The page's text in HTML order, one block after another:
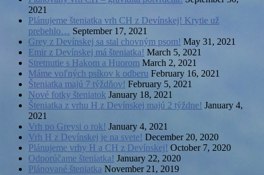
2021
Plánujeme šteniatka vrh CH z Devínskej! Krytie už
prebehlo… September 17, 2021
Grey z Devínskej sa stal chovným psom! May 31, 2021
Emir z Devínskej má šteniatka! March 5, 2021
Stretnutie s Hakom a Huorom March 2, 2021
Máme voľných psíkov k odberu February 16, 2021
Šteniatka majú 7 týždňov! February 5, 2021
Nové fotky šteniatok January 18, 2021
Šteniatka z vrhu H z Devínskej majú 2 týždne! January 4,
2021
Vrh po Greysi o rok! January 4, 2021
Vrh H z Devínskej je na svete! December 20, 2020
Plánujeme vrhy H a CH z Devínskej! October 7, 2020
Odporúčame šteniatka! January 22, 2020
Plánované šteniatka November 21, 2019